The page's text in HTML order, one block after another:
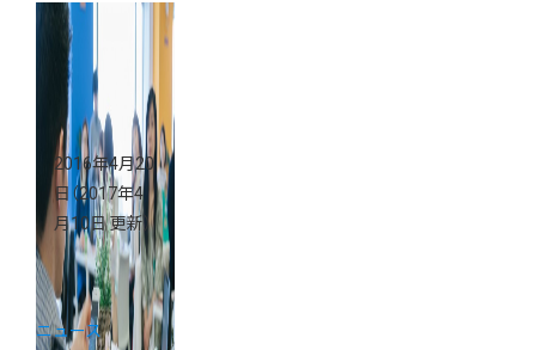
2016年4月20
日 （2017年4
月10日 更新）
ニュース